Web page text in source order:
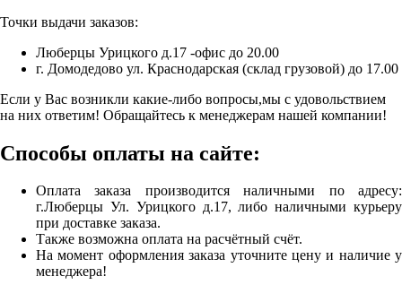
Точки выдачи заказов:
Люберцы Урицкого д.17 -офис до 20.00
г. Домодедово ул. Краснодарская (склад грузовой) до 17.00
Если у Вас возникли какие-либо вопросы,мы с удовольствием
на них ответим! Обращайтесь к менеджерам нашей компании!
Способы оплаты на сайте:
Оплата заказа производится наличными по адресу:
г.Люберцы Ул. Урицкого д.17, либо наличными курьеру
при доставке заказа.
Также возможна оплата на расчётный счёт.
На момент оформления заказа уточните цену и наличие у
менеджера!